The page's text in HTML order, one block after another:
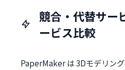
競合・代替サー
ービス比較
PaperMaker は 3Dモデリン